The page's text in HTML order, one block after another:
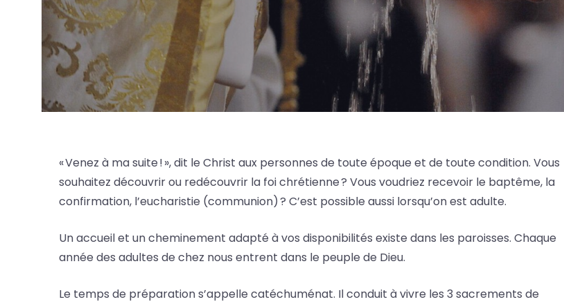
« Venez à ma suite ! », dit le Christ aux personnes de toute époque et de toute condition. Vous
souhaitez découvrir ou redécouvrir la foi chrétienne ? Vous voudriez recevoir le baptême, la
confirmation, l’eucharistie (communion) ? C’est possible aussi lorsqu’on est adulte.
Un accueil et un cheminement adapté à vos disponibilités existe dans les paroisses. Chaque
année des adultes de chez nous entrent dans le peuple de Dieu.
Le temps de préparation s’appelle catéchuménat. Il conduit à vivre les 3 sacrements de